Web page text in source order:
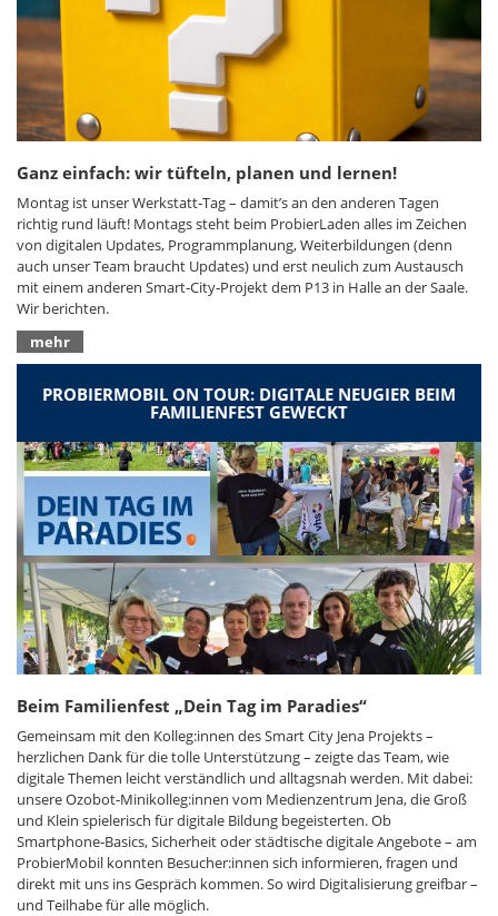
Ganz einfach: wir tüfteln, planen und lernen!
Montag ist unser Werkstatt‑Tag – damit’s an den anderen Tagen
richtig rund läuft! Montags steht beim ProbierLaden alles im Zeichen
von digitalen Updates, Programmplanung, Weiterbildungen (denn
auch unser Team braucht Updates) und erst neulich zum Austausch
mit einem anderen Smart‑City‑Projekt dem P13 in Halle an der Saale.
Wir berichten.
mehr
PROBIERMOBIL ON TOUR: DIGITALE NEUGIER BEIM
FAMILIENFEST GEWECKT
Beim Familienfest „Dein Tag im Paradies“
Gemeinsam mit den Kolleg:innen des Smart City Jena Projekts –
herzlichen Dank für die tolle Unterstützung – zeigte das Team, wie
digitale Themen leicht verständlich und alltagsnah werden. Mit dabei:
unsere Ozobot‑Minikolleg:innen vom Medienzentrum Jena, die Groß
und Klein spielerisch für digitale Bildung begeisterten. Ob
Smartphone‑Basics, Sicherheit oder städtische digitale Angebote – am
ProbierMobil konnten Besucher:innen sich informieren, fragen und
direkt mit uns ins Gespräch kommen. So wird Digitalisierung greifbar –
und Teilhabe für alle möglich.